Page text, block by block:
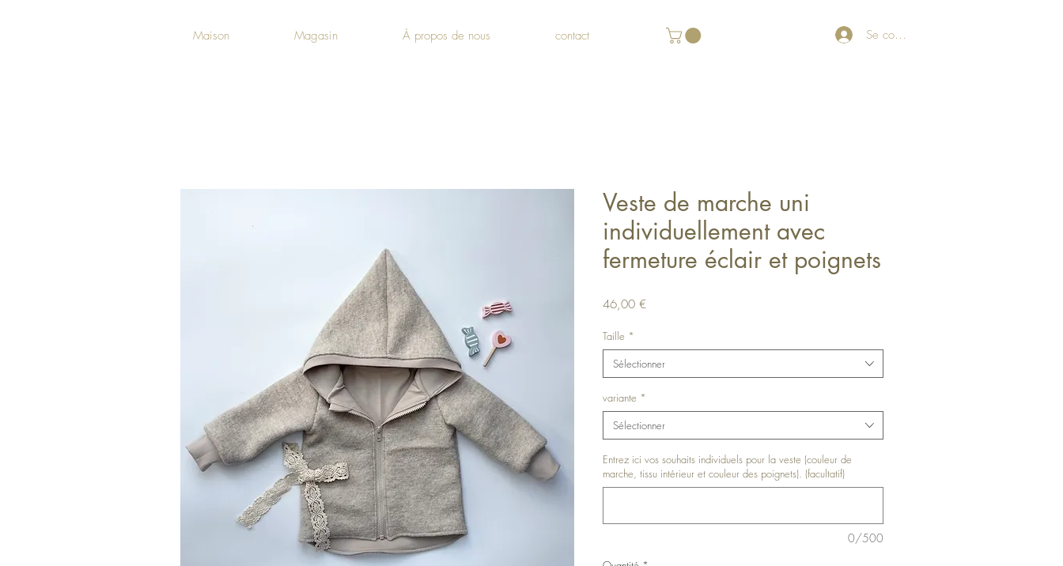
Maison Magasin À propos de nous contact Se connecter
Veste de marche uni
individuellement avec
fermeture éclair et poignets
46,00 €Prix
Taille *
Sélectionner
variante *
Sélectionner
Entrez ici vos souhaits individuels pour la veste (couleur de
marche, tissu intérieur et couleur des poignets). (facultatif)
0/500